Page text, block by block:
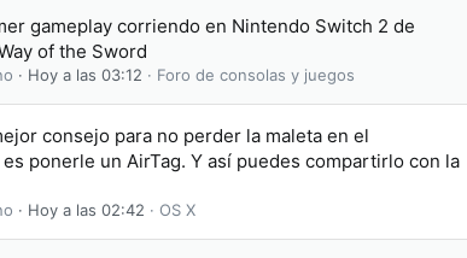
gameplay corriendo en Nintendo Switch 2 de
of the Sword
Hoy a las 03:12 Foro de consolas y juegos
consejo para no perder la maleta en el
ponerle un AirTag. Y así puedes compartirlo con la
Hoy a las 02:42 OS X